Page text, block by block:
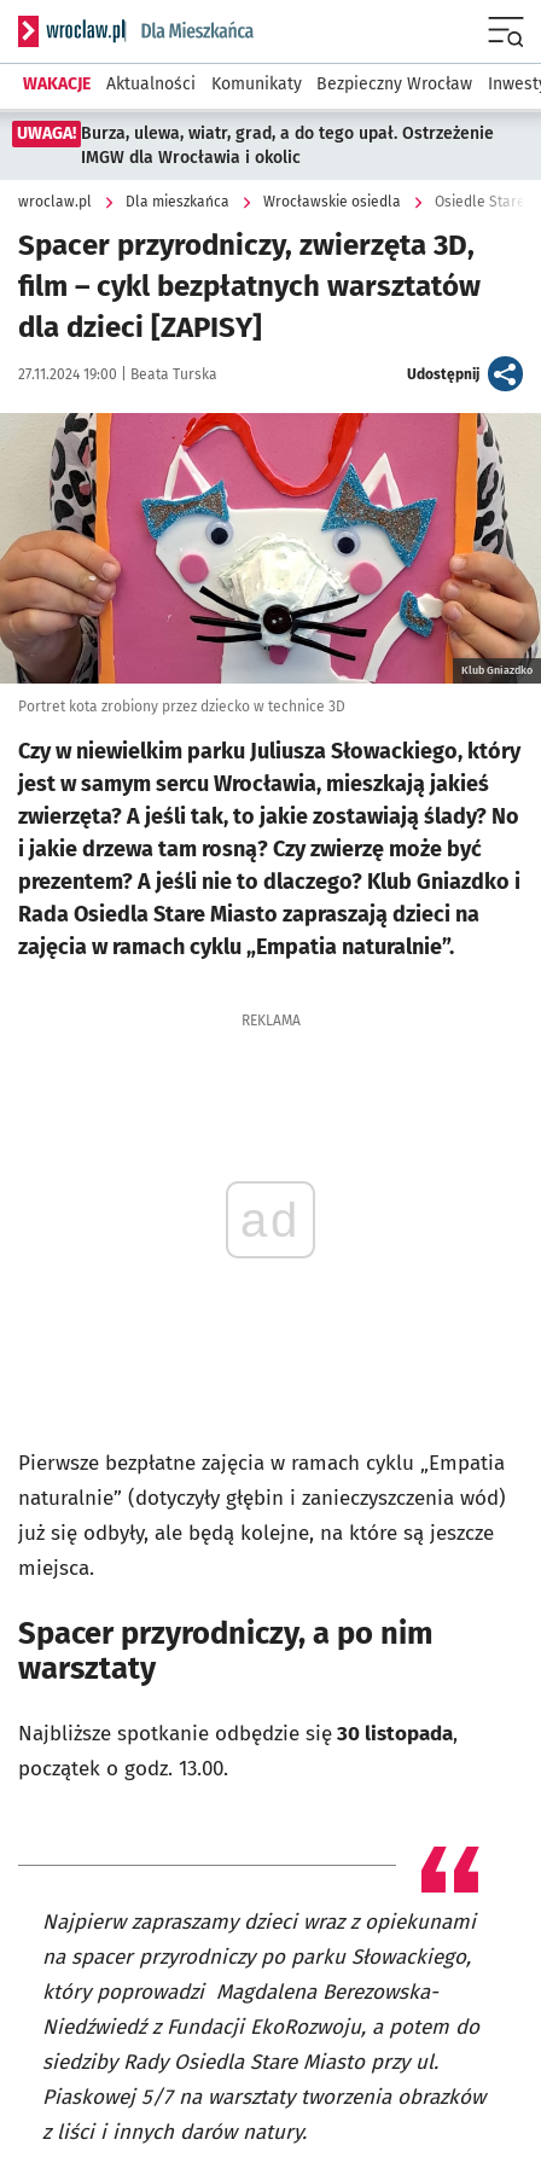
Serwis informacyjny wroclaw.pl podserwis: Dla mieszkańca
WAKACJE Aktualności Komunikaty Bezpieczny Wrocław
UWAGA! Burza, ulewa, wiatr, grad, a do tego upał. Ostrzeżenie
IMGW dla Wrocławia i okolic
wroclaw.pl Dla mieszkańca Wrocławskie osiedla
Spacer przyrodniczy, zwierzęta 3D,
film – cykl bezpłatnych warsztatów
dla dzieci [ZAPISY]
Data publikacji:
27.11.2024 19:00 | Autor:
Beata Turska Udostępnijartykuł
Kliknij, aby powiększyć
Klub Gniazdko
Portret kota zrobiony przez dziecko w technice 3D
Czy w niewielkim parku Juliusza Słowackiego, który
jest w samym sercu Wrocławia, mieszkają jakieś
zwierzęta? A jeśli tak, to jakie zostawiają ślady? No
i jakie drzewa tam rosną? Czy zwierzę może być
prezentem? A jeśli nie to dlaczego? Klub Gniazdko i
Rada Osiedla Stare Miasto zapraszają dzieci na
zajęcia w ramach cyklu „Empatia naturalnie”.
REKLAMA
ad
Pierwsze bezpłatne zajęcia w ramach cyklu „Empatia
naturalnie” (dotyczyły głębin i zanieczyszczenia wód)
już się odbyły, ale będą kolejne, na które są jeszcze
miejsca.
Spacer przyrodniczy, a po nim
warsztaty
Najbliższe spotkanie odbędzie się30 listopada,
początek o godz. 13.00.
Najpierw zapraszamy dzieci wraz z opiekunami
na spacer przyrodniczy po parku Słowackiego,
który poprowadzi Magdalena Berezowska-
Niedźwiedź z Fundacji EkoRozwoju, a potem do
siedziby Rady Osiedla Stare Miasto przy ul.
Piaskowej 5/7 na warsztaty tworzenia obrazków
z liści i innych darów natury.